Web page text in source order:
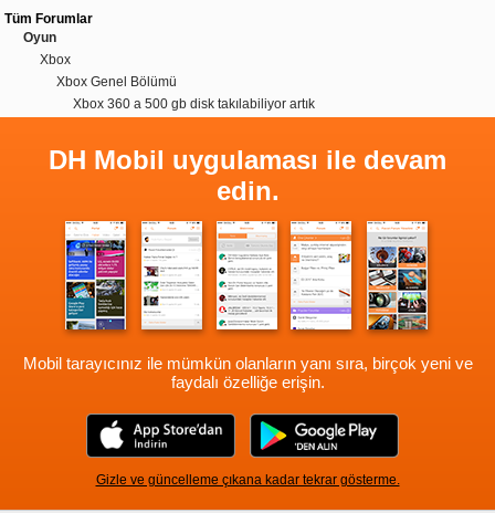
Tüm Forumlar
Oyun
Xbox
Xbox Genel Bölümü
Xbox 360 a 500 gb disk takılabiliyor artık
DH Mobil uygulaması ile devam
edin.
Mobil tarayıcınız ile mümkün olanların yanı sıra, birçok yeni ve
faydalı özelliğe erişin.
Gizle ve güncelleme çıkana kadar tekrar gösterme.